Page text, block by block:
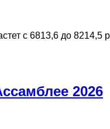
с 6813,6 до 8214,5
2026